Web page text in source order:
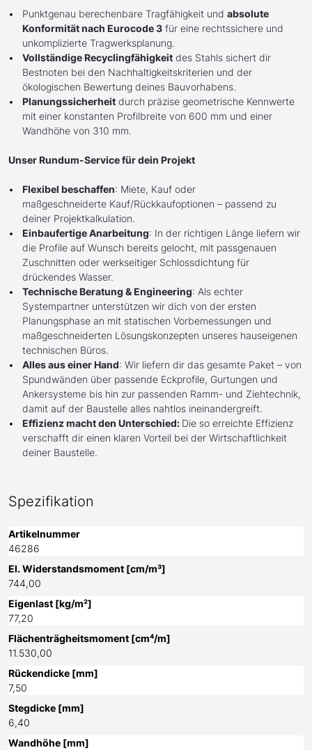
Punktgenau berechenbare Tragfähigkeit und absolute
Konformität nach Eurocode 3 für eine rechtssichere und
unkomplizierte Tragwerksplanung.
Vollständige Recyclingfähigkeit des Stahls sichert dir
Bestnoten bei den Nachhaltigkeitskriterien und der
ökologischen Bewertung deines Bauvorhabens.
Planungssicherheit durch präzise geometrische Kennwerte
mit einer konstanten Profilbreite von 600 mm und einer
Wandhöhe von 310 mm.
Unser Rundum-Service für dein Projekt
Flexibel beschaffen: Miete, Kauf oder
maßgeschneiderte Kauf/Rückkaufoptionen – passend zu
deiner Projektkalkulation.
Einbaufertige Anarbeitung: In der richtigen Länge liefern wir
die Profile auf Wunsch bereits gelocht, mit passgenauen
Zuschnitten oder werkseitiger Schlossdichtung für
drückendes Wasser.
Technische Beratung & Engineering: Als echter
Systempartner unterstützen wir dich von der ersten
Planungsphase an mit statischen Vorbemessungen und
maßgeschneiderten Lösungskonzepten unseres hauseigenen
technischen Büros.
Alles aus einer Hand: Wir liefern dir das gesamte Paket – von
Spundwänden über passende Eckprofile, Gurtungen und
Ankersysteme bis hin zur passenden Ramm- und Ziehtechnik,
damit auf der Baustelle alles nahtlos ineinandergreift.
Effizienz macht den Unterschied: Die so erreichte Effizienz
verschafft dir einen klaren Vorteil bei der Wirtschaftlichkeit
deiner Baustelle.
Spezifikation
Artikelnummer
46286
El. Widerstandsmoment [cm/m³]
744,00
Eigenlast [kg/m²]
77,20
Flächenträgheitsmoment [cm⁴/m]
11.530,00
Rückendicke [mm]
7,50
Stegdicke [mm]
6,40
Wandhöhe [mm]